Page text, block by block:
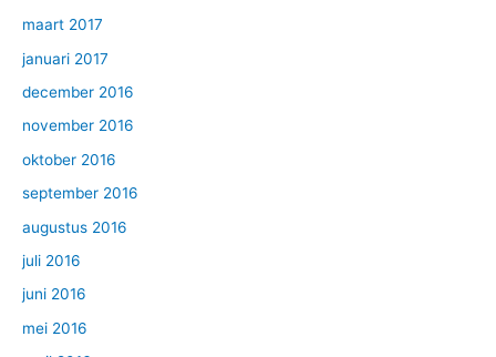
maart 2017
januari 2017
december 2016
november 2016
oktober 2016
september 2016
augustus 2016
juli 2016
juni 2016
mei 2016